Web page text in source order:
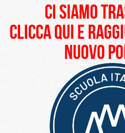
ci siamo
clicca qui e
nuovo